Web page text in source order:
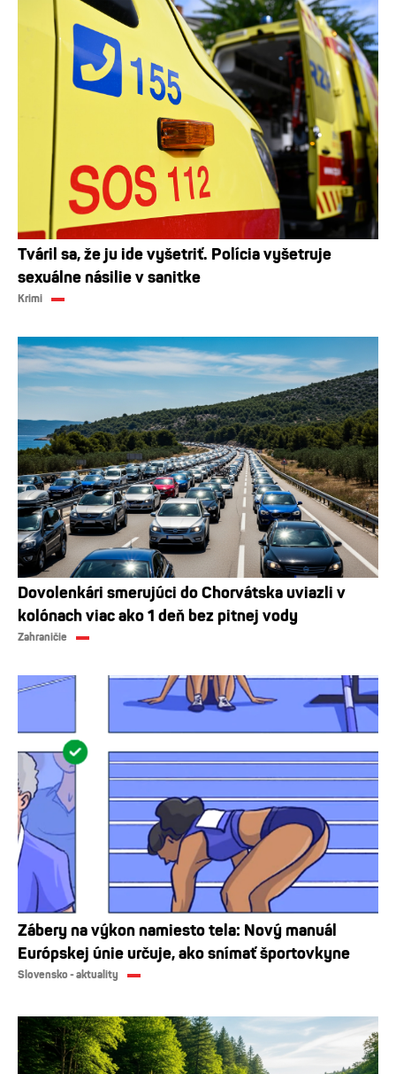
Tváril sa, že ju ide vyšetriť. Polícia vyšetruje
sexuálne násilie v sanitke
Krimi
Dovolenkári smerujúci do Chorvátska uviazli v
kolónach viac ako 1 deň bez pitnej vody
Zahraničie
Zábery na výkon namiesto tela: Nový manuál
Európskej únie určuje, ako snímať športovkyne
Slovensko - aktuality